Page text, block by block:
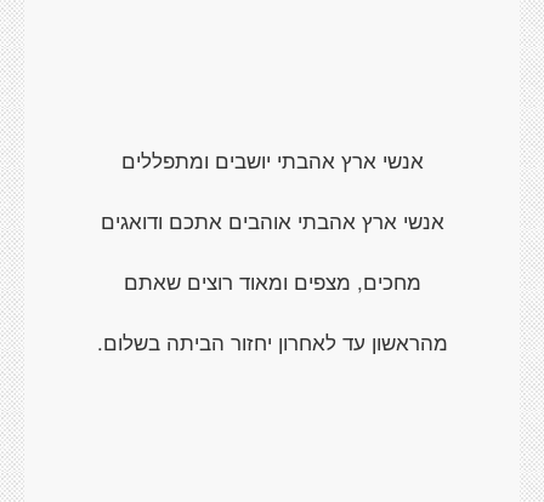
אנשי ארץ אהבתי יושבים ומתפללים
אנשי ארץ אהבתי אוהבים אתכם ודואגים
מחכים, מצפים ומאוד רוצים שאתם
מהראשון עד לאחרון יחזור הביתה בשלום.